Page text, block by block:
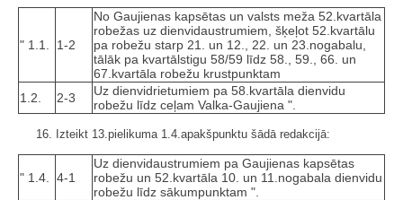
" 1.1. 1-2
No Gaujienas kapsētas un valsts meža 52.kvartāla
robežas uz dienvidaustrumiem, šķeļot 52.kvartālu
pa robežu starp 21. un 12., 22. un 23.nogabalu,
tālāk pa kvartālstigu 58/59 līdz 58., 59., 66. un
67.kvartāla robežu krustpunktam
1.2.
2-3
Uz dienvidrietumiem pa 58.kvartāla dienvidu
robežu līdz ceļam Valka-Gaujiena ".
16. Izteikt 13.pielikuma 1.4.apakšpunktu šādā redakcijā:
" 1.4. 4-1
Uz dienvidaustrumiem pa Gaujienas kapsētas
robežu un 52.kvartāla 10. un 11.nogabala dienvidu
robežu līdz sākumpunktam ".